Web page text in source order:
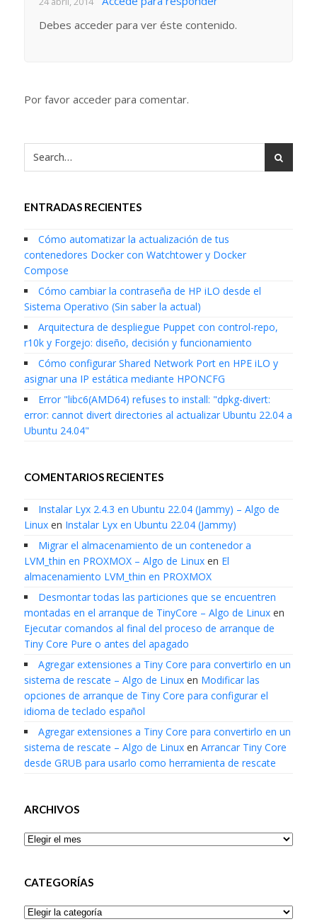
Debes acceder para ver éste contenido.
Por favor acceder para comentar.
ENTRADAS RECIENTES
Cómo automatizar la actualización de tus
contenedores Docker con Watchtower y Docker
Compose
Cómo cambiar la contraseña de HP iLO desde el
Sistema Operativo (Sin saber la actual)
Arquitectura de despliegue Puppet con control-repo,
r10k y Forgejo: diseño, decisión y funcionamiento
Cómo configurar Shared Network Port en HPE iLO y
asignar una IP estática mediante HPONCFG
Error "libc6(AMD64) refuses to install: "dpkg-divert:
error: cannot divert directories al actualizar Ubuntu 22.04 a
Ubuntu 24.04"
COMENTARIOS RECIENTES
Instalar Lyx 2.4.3 en Ubuntu 22.04 (Jammy) – Algo de
Linuxen Instalar Lyx en Ubuntu 22.04 (Jammy)
Migrar el almacenamiento de un contenedor a
LVM_thin en PROXMOX – Algo de Linuxen El
almacenamiento LVM_thin en PROXMOX
Desmontar todas las particiones que se encuentren
montadas en el arranque de TinyCore – Algo de Linuxen
Ejecutar comandos al final del proceso de arranque de
Tiny Core Pure o antes del apagado
Agregar extensiones a Tiny Core para convertirlo en un
sistema de rescate – Algo de Linuxen Modificar las
opciones de arranque de Tiny Core para configurar el
idioma de teclado español
Agregar extensiones a Tiny Core para convertirlo en un
sistema de rescate – Algo de Linuxen Arrancar Tiny Core
desde GRUB para usarlo como herramienta de rescate
ARCHIVOS
Archivos
CATEGORÍAS
Categorías